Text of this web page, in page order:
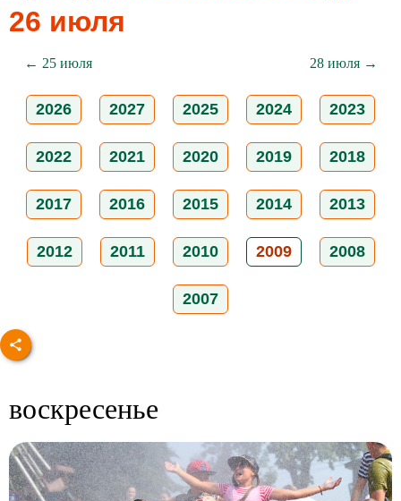
26 июля
← 25 июля 28 июля →
2026 2027 2025 2024 2023
2022 2021 2020 2019 2018
2017 2016 2015 2014 2013
2012 2011 2010 2009 2008
2007
воскресенье